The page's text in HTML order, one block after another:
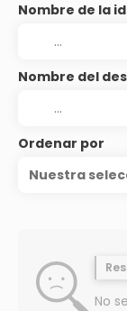
Nombre de la
Nombre del
Ordenar por
Nuestra
No